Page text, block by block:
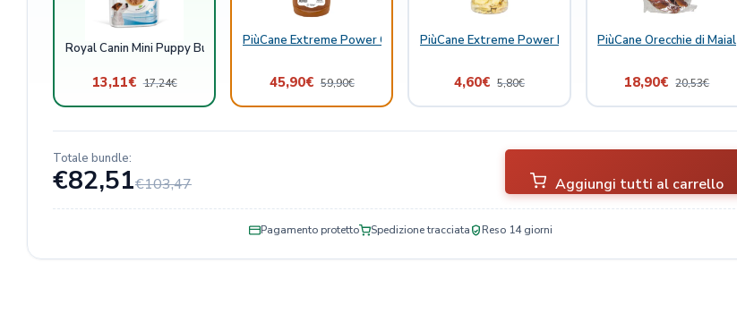
Royal Canin Mini Puppy Bustine
13,11€ 17,24€
PiùCane Extreme Power Care Joint Boost 300 ml
45,90€ 59,90€
PiùCane Extreme Power Natural Delights Banana
4,60€ 5,80€
PiùCane Orecchie di Maiale
18,90€ 20,53€
Totale bundle:
€82,51€103,47 Aggiungi tutti al carrello
Pagamento protetto Spedizione tracciata Reso 14 giorni